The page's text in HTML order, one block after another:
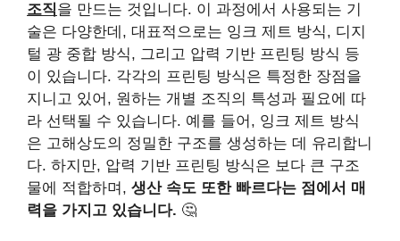
조직을 만드는 것입니다. 이 과정에서 사용되는 기
술은 다양한데, 대표적으로는 잉크 제트 방식, 디지
털 광 중합 방식, 그리고 압력 기반 프린팅 방식 등
이 있습니다. 각각의 프린팅 방식은 특정한 장점을
지니고 있어, 원하는 개별 조직의 특성과 필요에 따
라 선택될 수 있습니다. 예를 들어, 잉크 제트 방식
은 고해상도의 정밀한 구조를 생성하는 데 유리합니
다. 하지만, 압력 기반 프린팅 방식은 보다 큰 구조
물에 적합하며, 생산 속도 또한 빠르다는 점에서 매
력을 가지고 있습니다. 🤔